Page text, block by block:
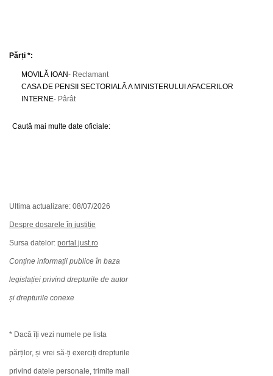
Părți *:
MOVILĂ IOAN- Reclamant
CASA DE PENSII SECTORIALĂ A MINISTERULUI AFACERILOR
INTERNE- Pârât
Caută mai multe date oficiale:
Ultima actualizare: 08/07/2026
Despre dosarele în justiție
Sursa datelor: portal.just.ro
Conține informații publice în baza
legislației privind drepturile de autor
și drepturile conexe
* Dacă îți vezi numele pe lista
părților, și vrei să-ți exerciți drepturile
privind datele personale, trimite mail